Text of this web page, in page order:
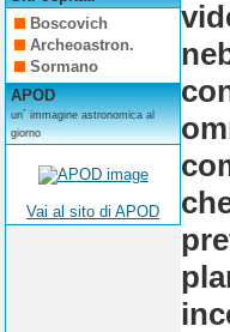
Boscovich
Archeoastron.
Sormano
APOD
un´ immagine astronomica al
giorno
Vai al sito di APOD